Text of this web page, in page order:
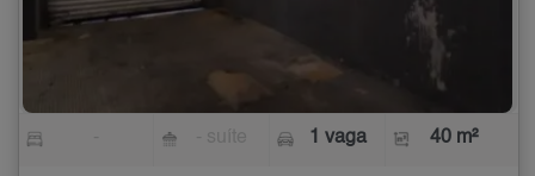
1 vaga 40 m²